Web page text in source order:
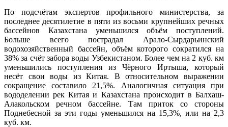
По подсчётам экспертов профильного министерства, за
последнее десятилетие в пяти из восьми крупнейших речных
бассейнов Казахстана уменьшился объём поступлений.
Больше всего пострадал Арало-Сырдарьинский
водохозяйственный бассейн, объём которого сократился на
38% за счёт забора воды Узбекистаном. Более чем на 2 куб. км
уменьшились поступления из Чёрного Иртыша, который
несёт свои воды из Китая. В относительном выражении
сокращение составило 21,5%. Аналогичная ситуация при
вододелении рек Китая и Казахстана происходит в Балхаш-
Алакольском речном бассейне. Там приток со стороны
Поднебесной за эти годы уменьшился на 15,3%, или на 2,3
куб. км.